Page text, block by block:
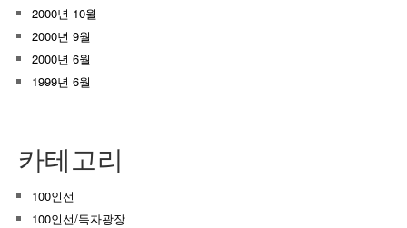
2000년 10월
2000년 9월
2000년 6월
1999년 6월
카테고리
100인선
100인선/독자광장